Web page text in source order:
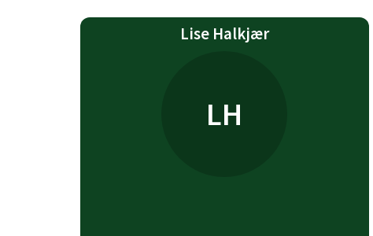
Lise Halkjær
LH